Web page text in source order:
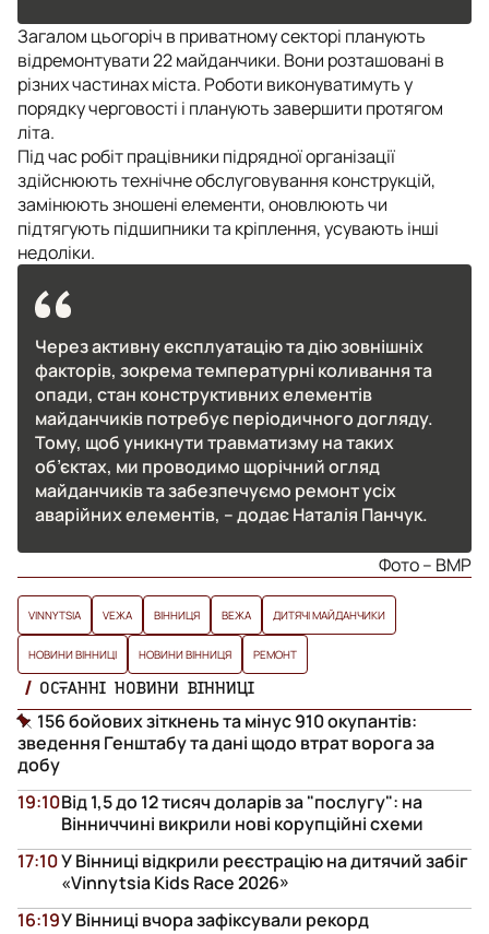
Загалом цьогоріч в приватному секторі планують
відремонтувати 22 майданчики. Вони розташовані в
різних частинах міста. Роботи виконуватимуть у
порядку черговості і планують завершити протягом
літа.
Під час робіт працівники підрядної організації
здійснюють технічне обслуговування конструкцій,
замінюють зношені елементи, оновлюють чи
підтягують підшипники та кріплення, усувають інші
недоліки.
Через активну експлуатацію та дію зовнішніх
факторів, зокрема температурні коливання та
опади, стан конструктивних елементів
майданчиків потребує періодичного догляду.
Тому, щоб уникнути травматизму на таких
об’єктах, ми проводимо щорічний огляд
майданчиків та забезпечуємо ремонт усіх
аварійних елементів, – додає Наталія Панчук.
Фото – ВМР
VINNYTSIA VЕЖА ВІННИЦЯ ВЕЖА ДИТЯЧІ МАЙДАНЧИКИ
НОВИНИ ВІННИЦІ НОВИНИ ВІННИЦЯ РЕМОНТ
ОСТАННІ НОВИНИ ВІННИЦІ
156 бойових зіткнень та мінус 910 окупантів:
зведення Генштабу та дані щодо втрат ворога за
добу
Від 1,5 до 12 тисяч доларів за "послугу": на
Вінниччині викрили нові корупційні схеми
19:10
У Вінниці відкрили реєстрацію на дитячий забіг
«Vinnytsia Kids Race 2026»
17:10
У Вінниці вчора зафіксували рекорд
16:19